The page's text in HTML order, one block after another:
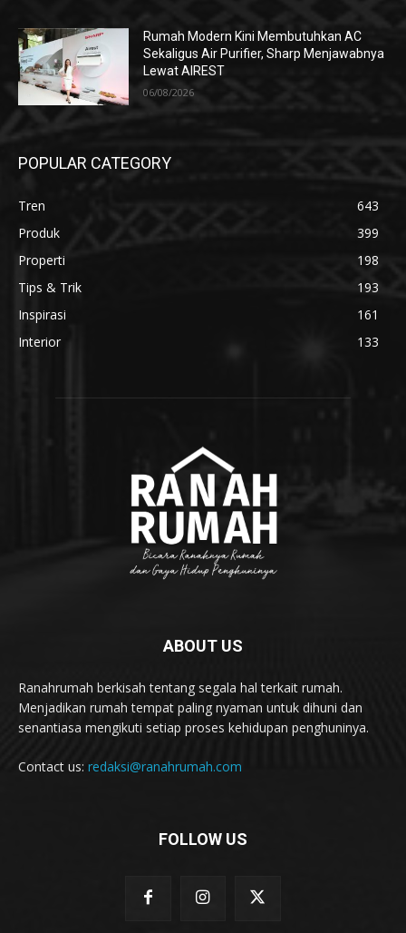
Rumah Modern Kini Membutuhkan AC
Sekaligus Air Purifier, Sharp Menjawabnya
Lewat AIREST
06/08/2026
POPULAR CATEGORY
Tren
643
Produk
399
Properti
198
Tips & Trik
193
Inspirasi
161
Interior
133
ABOUT US
Ranahrumah berkisah tentang segala hal terkait rumah.
Menjadikan rumah tempat paling nyaman untuk dihuni dan
senantiasa mengikuti setiap proses kehidupan penghuninya.
Contact us: redaksi@ranahrumah.com
FOLLOW US